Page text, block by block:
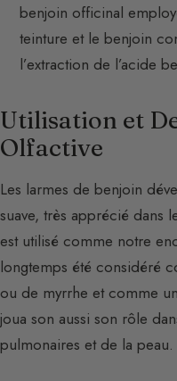
benjoin officinal
teinture et le benjoin
l’extraction de l’acide
Utilisation et
Olfactive
Les larmes de benjoin
suave, très apprécié dans
est utilisé comme notre
longtemps été considéré
ou de myrrhe et comme
joua son aussi son rôle
pulmonaires et de la peau.